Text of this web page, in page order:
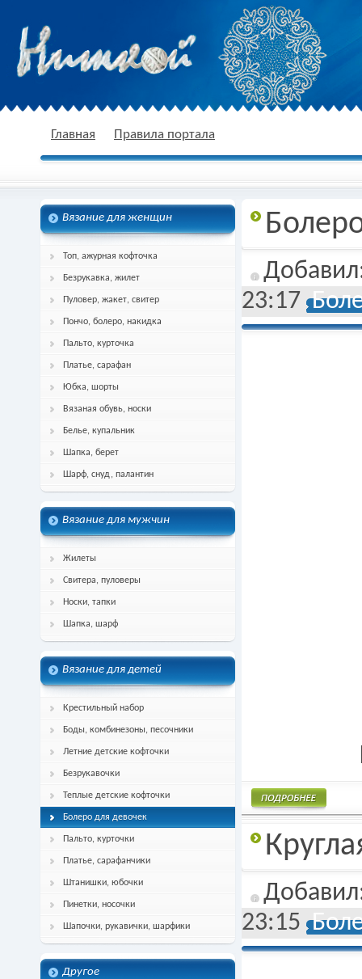
спицами, схема и описание
Главная Правила портала
Вязание для женщин
Топ, ажурная кофточка
Безрукавка, жилет
Пуловер, жакет, свитер
Пончо, болеро, накидка
Пальто, курточка
Платье, сарафан
Юбка, шорты
Вязаная обувь, носки
Белье, купальник
Шапка, берет
Шарф, снуд, палантин
Вязание для мужчин
Жилеты
Свитера, пуловеры
Носки, тапки
Шапка, шарф
Вязание для детей
Крестильный набор
Боды, комбинезоны, песочники
Летние детские кофточки
Безрукавочки
Теплые детские кофточки
Болеро для девочек
Пальто, курточки
Платье, сарафанчики
Штанишки, юбочки
Пинетки, носочки
Шапочки, рукавички, шарфики
Другое
23:17
23:15